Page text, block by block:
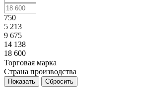
750
5 213
9 675
14 138
18 600
Торговая марка
Страна производства
Сбросить